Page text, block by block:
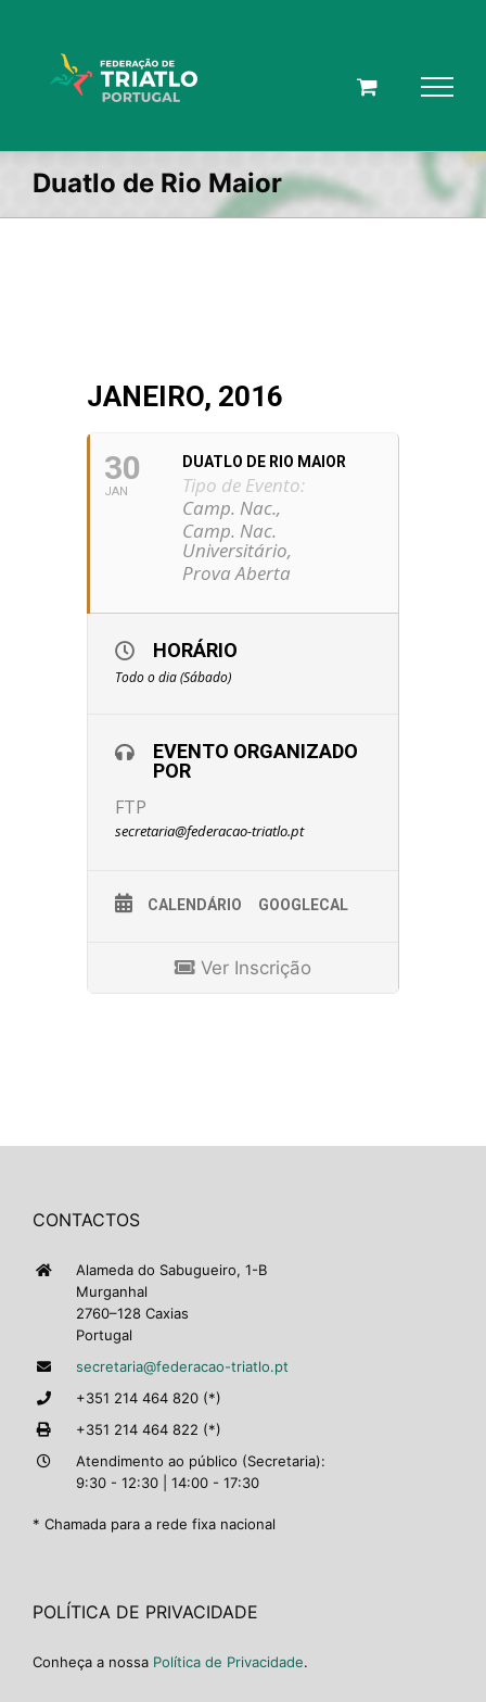
Duatlo de Rio Maior
JANEIRO, 2016
30
JAN
DUATLO DE RIO MAIOR
Tipo de Evento:
Camp. Nac.,
Camp. Nac.
Universitário,
Prova Aberta
HORÁRIO
Todo o dia (Sábado)
EVENTO ORGANIZADO
POR
FTP
secretaria@federacao-triatlo.pt
CALENDÁRIO GOOGLECAL
Ver Inscrição
CONTACTOS
Alameda do Sabugueiro, 1-B
Murganhal
2760–128 Caxias
Portugal
secretaria@federacao-triatlo.pt
+351 214 464 820 (*)
+351 214 464 822 (*)
Atendimento ao público (Secretaria):
9:30 - 12:30 | 14:00 - 17:30
* Chamada para a rede fixa nacional
POLÍTICA DE PRIVACIDADE
Conheça a nossa Política de Privacidade.